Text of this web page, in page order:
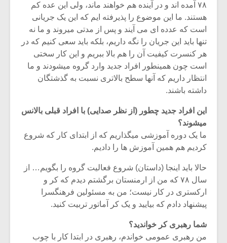
۷۸ آمده اند و در آینده هم خواهند ماند، ولی این عده کم
هستند. ما این موضوع را پذیرفته ایم که این یک جریانی
است که عدده ای می آیند و پس از مدتی میروند و ما نه
تنها باید این جریان را نگه داریم، بلکه باید سعی کنیم که در
هر کنسرت کیفیت آن را هم بالا ببریم و این کار سختی
است چون همینطور افراد جدید وارد گروه میشودند و ما
انتظار داریم که آنها سطح بالاتری نسبت به گذشتگان
داشته باشند.
این افراد جدید چطور (از نظر صدایی) با افراد قبلی بالانس
میشوند؟
ما یک دوره آموزشی میگذاریم که از ابتدای کار که شروع
کردیم هم همین آموزش ها را دادیم.
حالا باید اینجا (داستان) شروع فعالیت گروه را بگویم… از
سال ۷۸ که من از ارمنستان برگشتم دیدم که کر و
ارکستری در کار نیست؛ من به مسئولین فرهنگسرا
پیشنهاد دادم که بیایید و یک کر آماتور تربیت کنید.
شما رهبری کر خواندید؟
من رهبری عمومی خواندم، رهبری در ابتدا کار با چوب
یادداشتی بر موسیقی
شیش و نیم»
اگر نمی توانی
مشهورترین باشی،
بدنام ترین باش
موسیقی